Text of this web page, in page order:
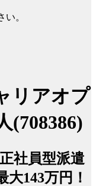
。
リアオプ
(708386)
社員型派遣
143万円！